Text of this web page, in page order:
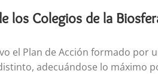
los Colegios de la
el Plan de Acción formado por
adecuándose lo máximo